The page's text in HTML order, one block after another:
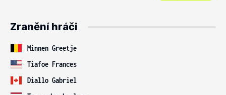
Zranění hráči
Minnen Greetje
Tiafoe Frances
Diallo Gabriel